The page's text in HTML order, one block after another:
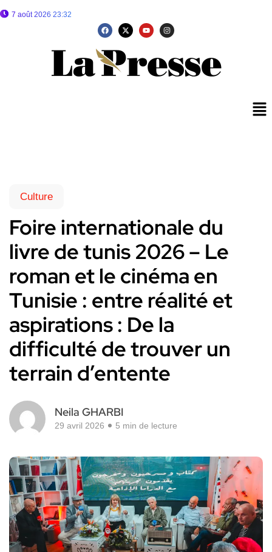
7 août 2026 23:32
Culture
Foire internationale du
livre de tunis 2026 – Le
roman et le cinéma en
Tunisie : entre réalité et
aspirations : De la
difficulté de trouver un
terrain d’entente
Neila GHARBI
29 avril 2026 5 min de lecture